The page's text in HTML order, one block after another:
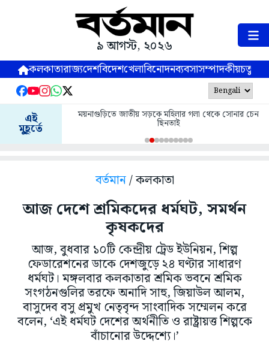
৯ আগস্ট, ২০২৬
কলকাতারাজ্যদেশবিদেশখেলাবিনোদনব্যবসাসম্পাদকীয়
এই
মুহূর্তে
ময়নাগুড়িতে জাতীয় সড়কে মহিলার গলা থেকে সোনার চেন
ছিনতাই
বর্তমান/ কলকাতা
আজ দেশে শ্রমিকদের ধর্মঘট, সমর্থন
কৃষকদের
আজ, বুধবার ১০টি কেন্দ্রীয় ট্রেড ইউনিয়ন, শিল্প
ফেডারেশনের ডাকে দেশজুড়ে ২৪ ঘণ্টার সাধারণ
ধর্মঘট। মঙ্গলবার কলকাতার শ্রমিক ভবনে শ্রমিক
সংগঠনগুলির তরফে অনাদি সাহু, জিয়াউল আলম,
বাসুদেব বসু প্রমুখ নেতৃবৃন্দ সাংবাদিক সম্মেলন করে
বলেন, ‘এই ধর্মঘট দেশের অর্থনীতি ও রাষ্ট্রায়ত্ত শিল্পকে
বাঁচানোর উদ্দেশ্যে।’